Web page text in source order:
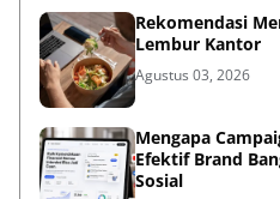
Rekomendasi
Lembur Kantor
Agustus 03, 2026
Mengapa
Efektif Brand
Sosial